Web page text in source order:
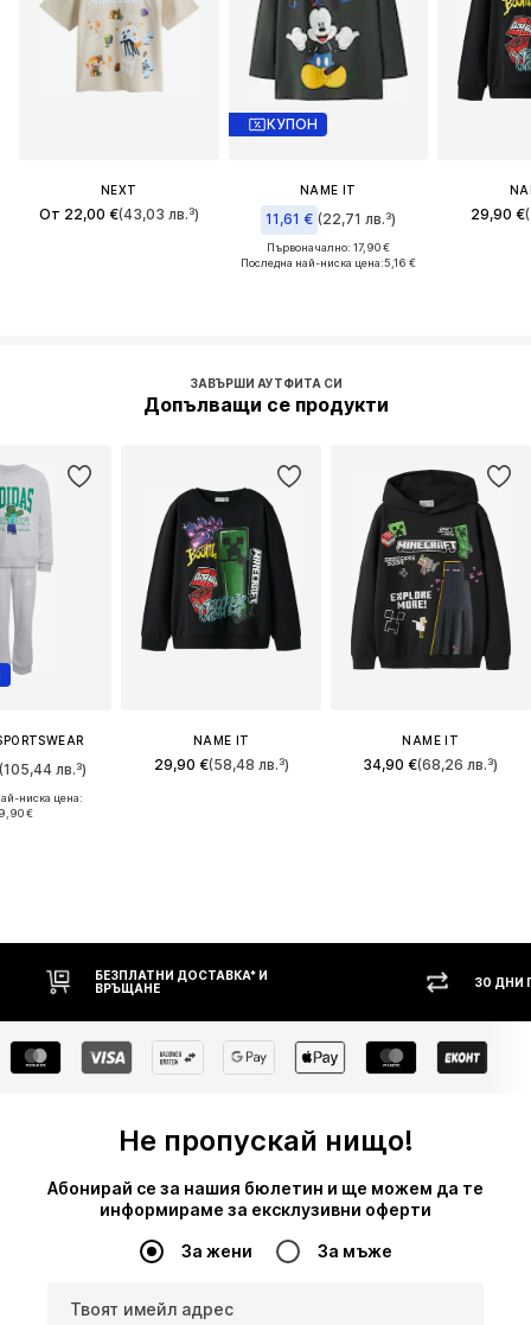
NEXT
От 22,00 €(43,03 лв.³)
КУПОН
NAME IT
11,61 € (22,71 лв.³)
Първоначално: 17,90 €
Последна най-ниска цена:5,16 €
29,90 €
ЗАВЪРШИ АУТФИТА СИ
Допълващи се продукти
лв.³)
ниска цена:
€
NAME IT
29,90 €(58,48 лв.³)
NAME IT
34,90 €(68,26 лв.³)
30 ДНИ ПРАВО НА ВРЪЩАНЕ
Не пропускай нищо!
Абонирай се за нашия бюлетин и ще можем да те
информираме за ексклузивни оферти
За жени За мъже
Твоят имейл адрес